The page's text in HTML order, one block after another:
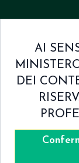
AI
DEI